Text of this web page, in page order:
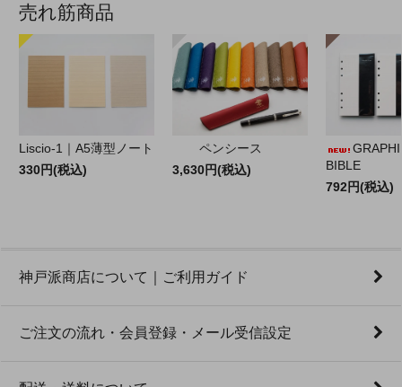
売れ筋商品
Liscio-1｜A5薄型ノート
330円(税込)
ペンシース
3,630円(税込)
BIBLE
792円(税込)
神戸派商店について｜ご利用ガイド
ご注文の流れ・会員登録・メール受信設定